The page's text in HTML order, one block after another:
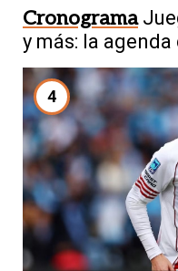
Cronograma
y más: la
4